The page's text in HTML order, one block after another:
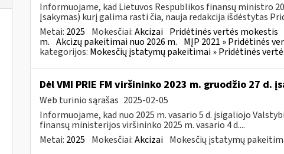
Informuojame, kad Lietuvos Respublikos finansų ministro
Įsakymas) kurį galima rasti čia, nauja redakcija išdėstytas
Metai: 2025 Mokesčiai:Akcizai Pridėtinės vertės mokestis
m. Akcizų pakeitimai nuo 2026 m. MĮP 2021 » Pridėtinės
kategorijos: Mokesčių įstatymų pakeitimai » Pridėtinės
Dėl VMI PRIE FM viršininko 2023 m. gruodžio 27 d.
Web turinio sąrašas 2025-02-05
Informuojame, kad nuo 2025 m. vasario 5 d. įsigaliojo
finansų ministerijos viršininko 2025 m. vasario 4 d....
Metai: 2025 Mokesčiai:Akcizai Mokesčių įstatymų